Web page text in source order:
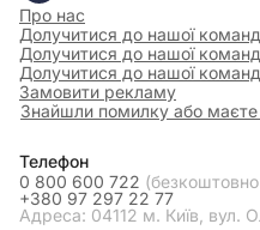
Про нас
Долучитися до нашої
Долучитися до нашої
Долучитися до нашої
Замовити рекламу
Знайшли помилку або маєте
Телефон
0 800 600 722 (безкоштовно
+380 97 297 22 77
Адреса: 04112 м. Київ, вул.